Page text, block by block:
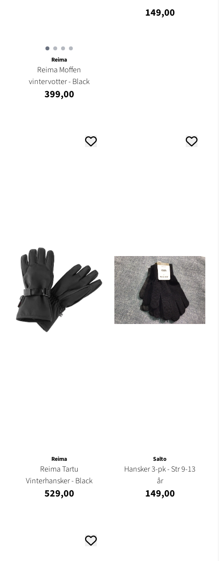
Reima
Reima Moffen
vintervotter - Black
399,00
149,00
Reima
Reima Tartu
Vinterhansker - Black
529,00
Salto
Hansker 3-pk - Str 9-13
år
149,00